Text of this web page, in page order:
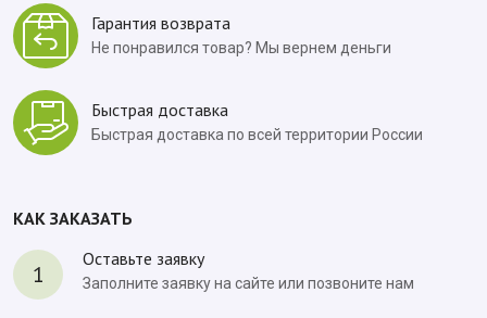
Гарантия возврата
Не понравился товар? Мы вернем деньги
Быстрая доставка
Быстрая доставка по всей территории России
КАК ЗАКАЗАТЬ
1
Оставьте заявку
Заполните заявку на сайте или позвоните нам